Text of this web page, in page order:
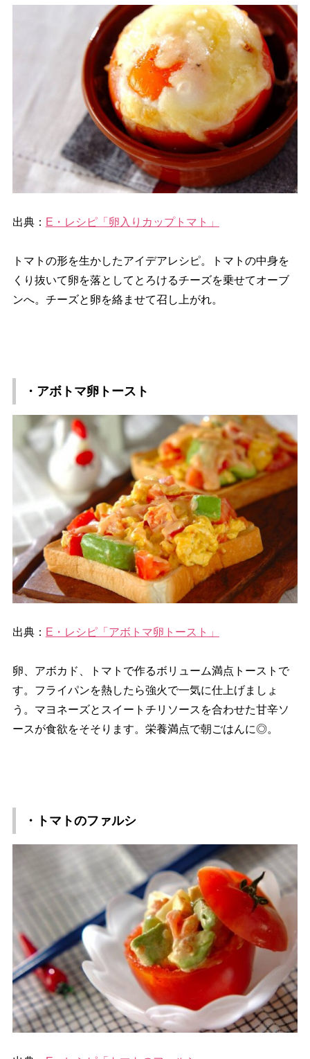
出典： E・レシピ「卵入りカップトマト」
トマトの形を生かしたアイデアレシピ。トマトの中身を
くり抜いて卵を落としてとろけるチーズを乗せてオーブ
ンへ。チーズと卵を絡ませて召し上がれ。
・アボトマ卵トースト
出典： E・レシピ「アボトマ卵トースト」
卵、アボカド、トマトで作るボリューム満点トーストで
す。フライパンを熱したら強火で一気に仕上げましょ
う。マヨネーズとスイートチリソースを合わせた甘辛ソ
ースが食欲をそそります。栄養満点で朝ごはんに◎。
・トマトのファルシ